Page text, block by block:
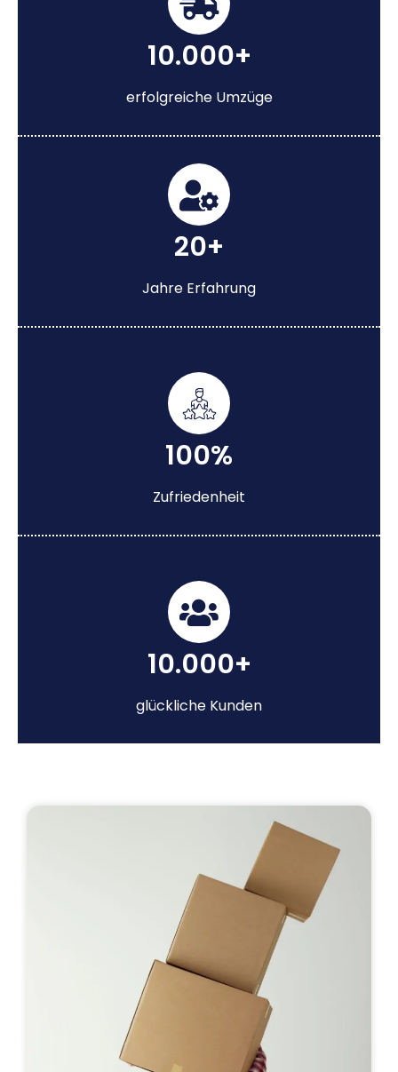
10.000+
erfolgreiche Umzüge
20+
Jahre Erfahrung
100%
Zufriedenheit
10.000+
glückliche Kunden